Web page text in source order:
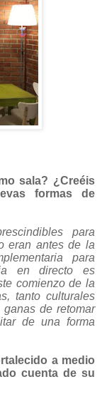
sala? ¿Creéis
formas de
para
eran antes de la
para
en directo es
comienzo de la
tanto culturales
de retomar
de una forma
a medio
cuenta de su